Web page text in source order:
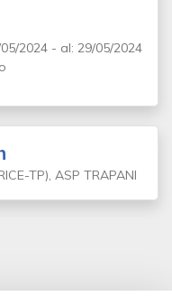
2024 - al: 29/05/2024
TP), ASP TRAPANI